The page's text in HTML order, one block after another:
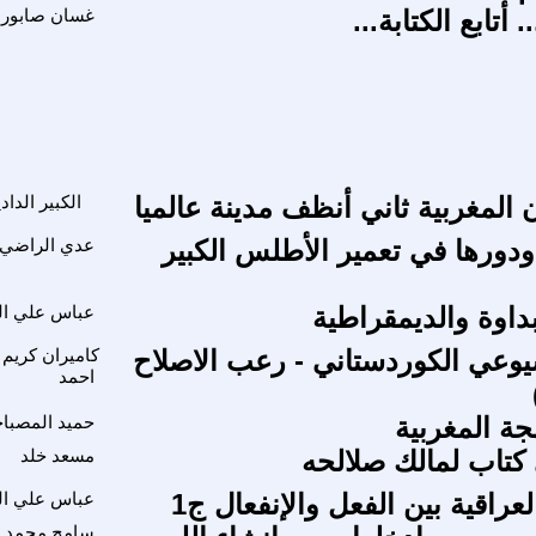
غسان صابور أتابع الكتابة...
الكبير المغربية ثاني أنظف مدينة عالميا
عدي الراضي في تعمير الأطلس الكبير
عباس علي والديمقراطية
كاميران كريم
احمد
الكوردستاني - رعب الاصلاح
حميد المغربية
مسعد خلد لمالك صلالحه
عباس علي بين الفعل والإنفعال ج1
سامح محمد